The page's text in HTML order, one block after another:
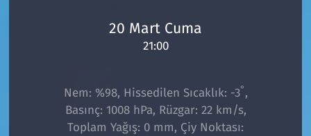
20 Mart Cuma
21:00
Nem: %98, Hissedilen Sıcaklık: -3° ,
Basınç: 1008 hPa, Rüzgar: 22 km/s,
Toplam Yağış: 0 mm, Çiy Noktası: